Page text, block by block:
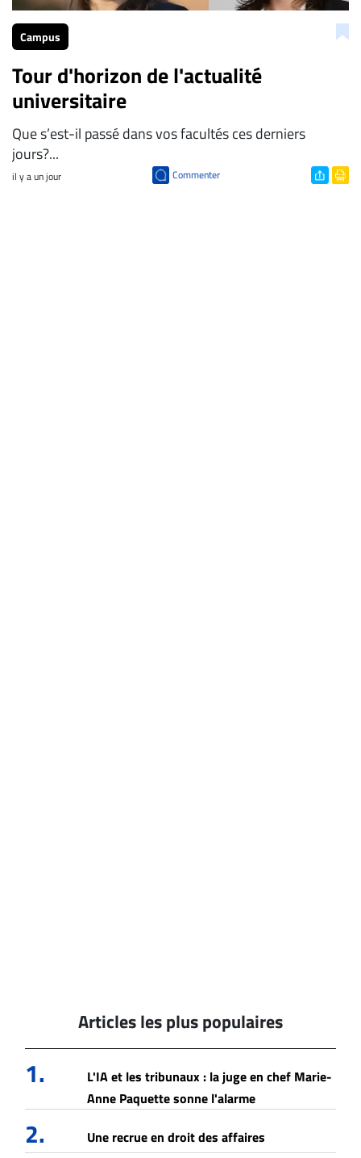
Campus
Tour d'horizon de l'actualité
universitaire
Que s’est-il passé dans vos facultés ces derniers
jours?...
il y a un jour Commenter
Articles les plus populaires
1.
L'IA et les tribunaux : la juge en chef Marie-
Anne Paquette sonne l'alarme
2. Une recrue en droit des affaires